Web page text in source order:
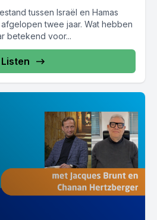
tussen Israël en Hamas
twee jaar. Wat hebben
betekend voor...
Listen